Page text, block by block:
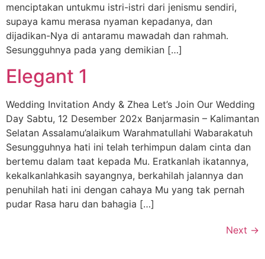
menciptakan untukmu istri-istri dari jenismu sendiri,
supaya kamu merasa nyaman kepadanya, dan
dijadikan-Nya di antaramu mawadah dan rahmah.
Sesungguhnya pada yang demikian […]
Elegant 1
Wedding Invitation Andy & Zhea Let’s Join Our Wedding
Day Sabtu, 12 Desember 202x Banjarmasin – Kalimantan
Selatan Assalamu’alaikum Warahmatullahi Wabarakatuh
Sesungguhnya hati ini telah terhimpun dalam cinta dan
bertemu dalam taat kepada Mu. Eratkanlah ikatannya,
kekalkanlahkasih sayangnya, berkahilah jalannya dan
penuhilah hati ini dengan cahaya Mu yang tak pernah
pudar Rasa haru dan bahagia […]
Next →